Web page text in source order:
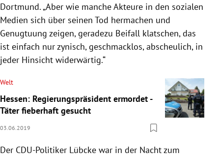
Untermenü
Untermenü
Untermenü
Dortmund. „Aber wie manche Akteure in den sozialen
Medien sich über seinen Tod hermachen und
Genugtuung zeigen, geradezu Beifall klatschen, das
ist einfach nur zynisch, geschmacklos, abscheulich, in
jeder Hinsicht widerwärtig.“
Welt
Hessen: Regierungspräsident ermordet -
Täter fieberhaft gesucht
03.06.2019
Der CDU-Politiker Lübcke war in der Nacht zum